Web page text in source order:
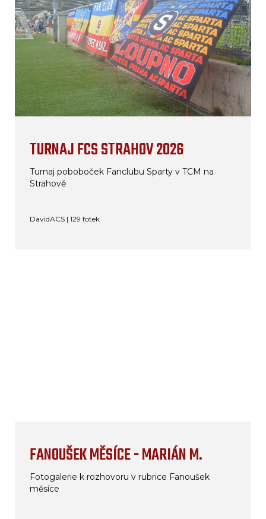
TURNAJ FCS STRAHOV 2026
Turnaj poboboček Fanclubu Sparty v TCM na
Strahově
DavidACS | 129 fotek
FANOUŠEK MĚSÍCE - MARIÁN M.
Fotogalerie k rozhovoru v rubrice Fanoušek
měsíce